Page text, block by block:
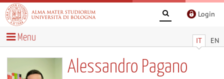
Login
IT EN
Menu
Alessandro Pagano